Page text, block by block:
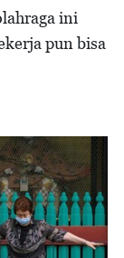
ini
pun bisa